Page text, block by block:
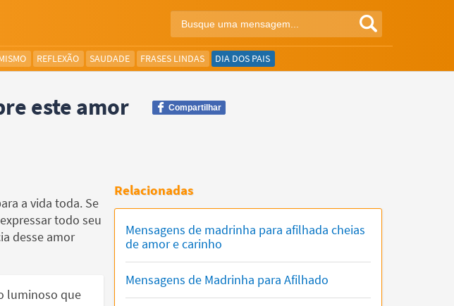
REFLEXÃO SAUDADE FRASES LINDAS DIA DOS PAIS
este amor Compartilhar
a vida toda. Se
todo seu
desse amor
luminoso que
Relacionadas
Mensagens de madrinha para afilhada cheias
de amor e carinho
Mensagens de Madrinha para Afilhado